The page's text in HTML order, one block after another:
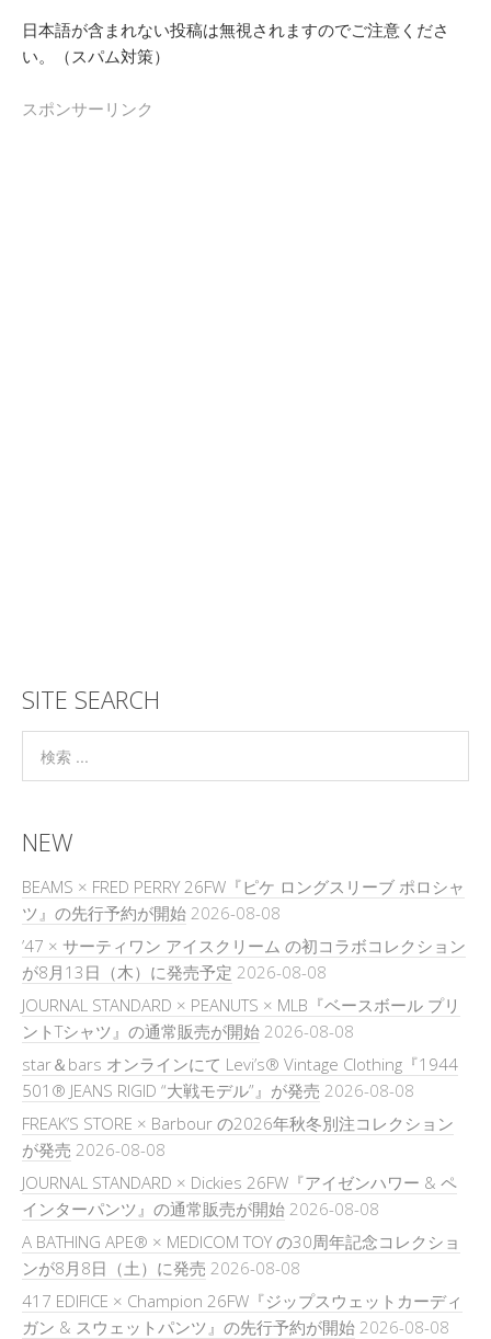
日本語が含まれない投稿は無視されますのでご注意くださ
い。（スパム対策）
スポンサーリンク
SITE SEARCH
NEW
BEAMS × FRED PERRY 26FW『ピケ ロングスリーブ ポロシャ
ツ』の先行予約が開始 2026-08-08
’47 × サーティワン アイスクリーム の初コラボコレクション
が8月13日（木）に発売予定 2026-08-08
JOURNAL STANDARD × PEANUTS × MLB『ベースボール プリ
ントTシャツ』の通常販売が開始 2026-08-08
star＆bars オンラインにて Levi’s® Vintage Clothing『1944
501® JEANS RIGID “大戦モデル”』が発売 2026-08-08
FREAK’S STORE × Barbour の2026年秋冬別注コレクション
が発売 2026-08-08
JOURNAL STANDARD × Dickies 26FW『アイゼンハワー & ペ
インターパンツ』の通常販売が開始 2026-08-08
A BATHING APE® × MEDICOM TOY の30周年記念コレクショ
ンが8月8日（土）に発売 2026-08-08
417 EDIFICE × Champion 26FW『ジップスウェットカーディ
ガン & スウェットパンツ』の先行予約が開始 2026-08-08